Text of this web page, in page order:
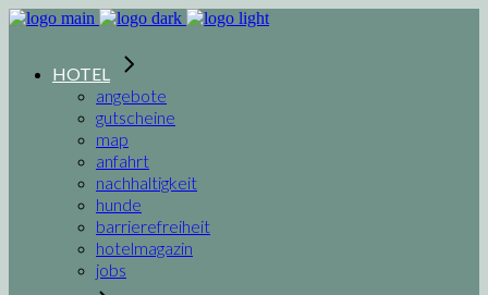
HOTEL
angebote
gutscheine
map
anfahrt
nachhaltigkeit
hunde
barrierefreiheit
hotelmagazin
jobs